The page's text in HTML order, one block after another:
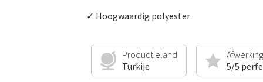
✓ Hoogwaardig polyester
Productieland
Turkije
5/5